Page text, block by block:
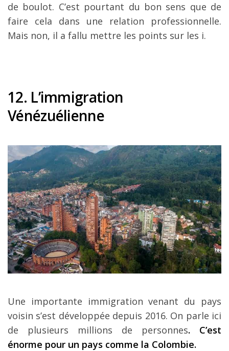
de boulot. C’est pourtant du bon sens que de
faire cela dans une relation professionnelle.
Mais non, il a fallu mettre les points sur les i.
12. L’immigration
Vénézuélienne
Une importante immigration venant du pays
voisin s’est développée depuis 2016. On parle ici
de plusieurs millions de personnes. C’est
énorme pour un pays comme la Colombie.